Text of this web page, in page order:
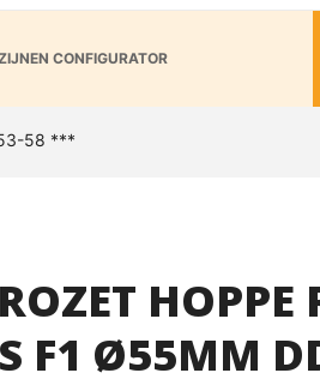
CONFIGURATOR
58 ***
F1 Ø55MM